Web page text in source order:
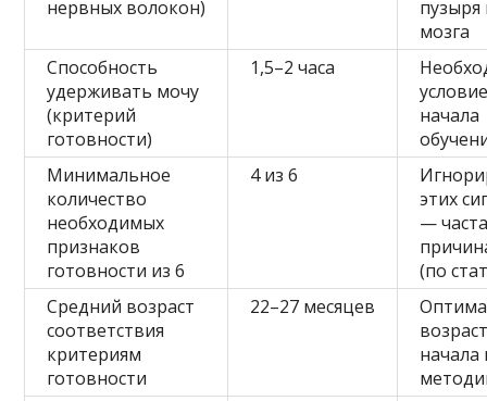
нервных волокон)
мозга
Способность
удерживать мочу
(критерий
готовности)
1,5–2 часа
начала
Минимальное
количество
необходимых
признаков
готовности из 6
4 из 6
этих
—
(по
Средний возраст
соответствия
критериям
готовности
22–27 месяцев
начала